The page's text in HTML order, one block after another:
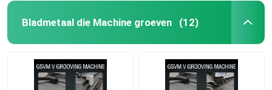
Bladmetaal die Machine groeven (12)